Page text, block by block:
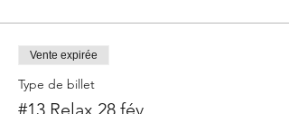
Vente expirée
Type de billet
#13 Relax 28 fév